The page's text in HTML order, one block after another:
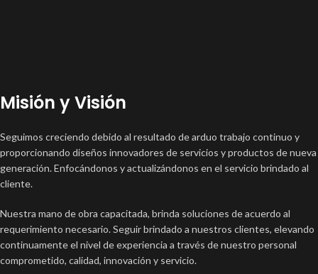
Misión y Visión
Seguimos creciendo debido al resultado de arduo trabajo continuo y
proporcionando diseños innovadores de servicios y productos de nueva
generación. Enfocándonos y actualizándonos en el servicio brindado al
cliente.
Nuestra mano de obra capacitada, brinda soluciones de acuerdo al
requerimiento necesario. Seguir brindado a nuestros clientes, elevando
continuamente el nivel de experiencia a través de nuestro personal
comprometido, calidad, innovación y servicio.